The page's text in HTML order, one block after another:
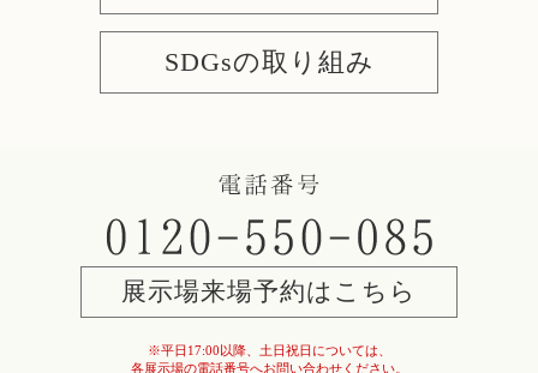
SDGsの取り組み
展示場来場予約はこちら
※平日17:00以降、土日祝日については、
各展示場の電話番号へお問い合わせください。